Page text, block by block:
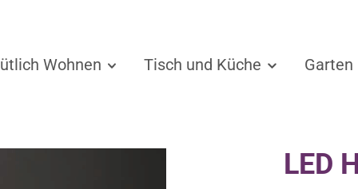
Wohnen Tisch und Küche Garten
LED